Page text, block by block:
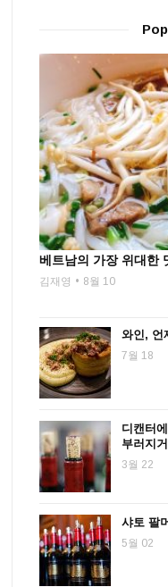
베트남의 가장 위대한
김재영 8월 10
와인, 언
7월 18
디캔터
부러지
3월 22
샤토 팔
5월 02